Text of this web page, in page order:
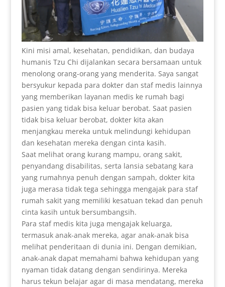
Kini misi amal, kesehatan, pendidikan, dan budaya
humanis Tzu Chi dijalankan secara bersamaan untuk
menolong orang-orang yang menderita. Saya sangat
bersyukur kepada para dokter dan staf medis lainnya
yang memberikan layanan medis ke rumah bagi
pasien yang tidak bisa keluar berobat. Saat pasien
tidak bisa keluar berobat, dokter kita akan
menjangkau mereka untuk melindungi kehidupan
dan kesehatan mereka dengan cinta kasih.
Saat melihat orang kurang mampu, orang sakit,
penyandang disabilitas, serta lansia sebatang kara
yang rumahnya penuh dengan sampah, dokter kita
juga merasa tidak tega sehingga mengajak para staf
rumah sakit yang memiliki kesatuan tekad dan penuh
cinta kasih untuk bersumbangsih.
Para staf medis kita juga mengajak keluarga,
termasuk anak-anak mereka, agar anak-anak bisa
melihat penderitaan di dunia ini. Dengan demikian,
anak-anak dapat memahami bahwa kehidupan yang
nyaman tidak datang dengan sendirinya. Mereka
harus tekun belajar agar di masa mendatang, mereka